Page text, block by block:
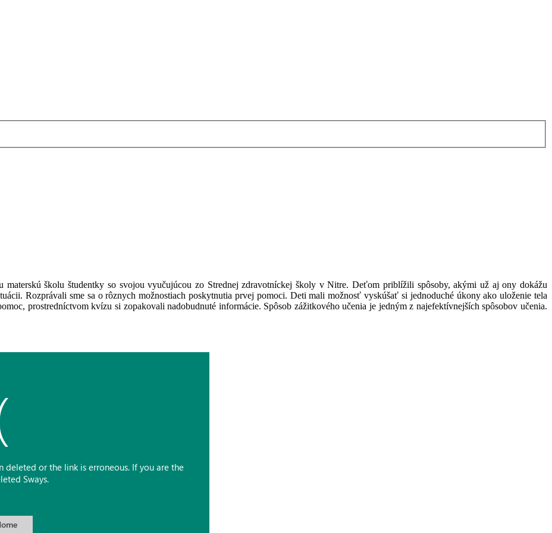
materskú školu študentky so svojou vyučujúcou zo Strednej zdravotníckej školy v Nitre. Deťom priblížili spôsoby, akými už aj ony dokážu
Rozprávali sme sa o rôznych možnostiach poskytnutia prvej pomoci. Deti mali možnosť vyskúšať si jednoduché úkony ako uloženie tela
prostredníctvom kvízu si zopakovali nadobudnuté informácie. Spôsob zážitkového učenia je jedným z najefektívnejších spôsobov učenia.